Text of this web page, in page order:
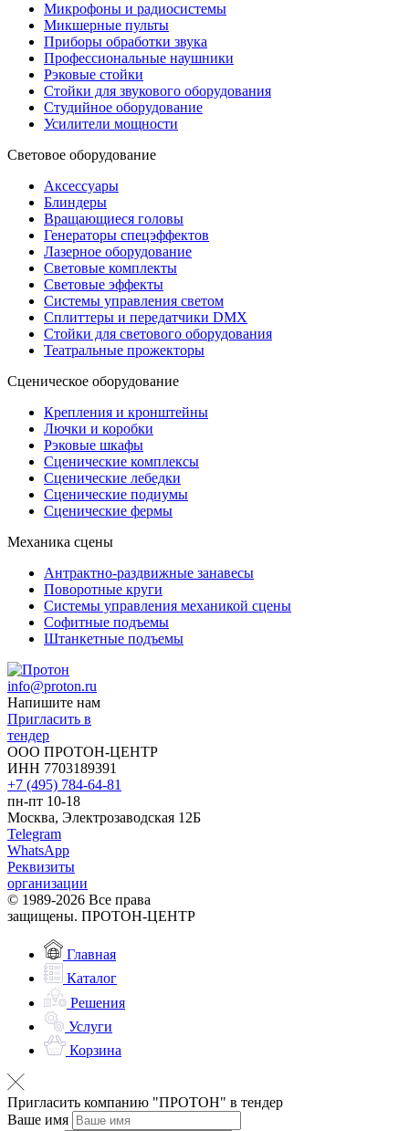
Микрофоны и радиосистемы
Микшерные пульты
Приборы обработки звука
Профессиональные наушники
Рэковые стойки
Стойки для звукового оборудования
Студийное оборудование
Усилители мощности
Световое оборудование
Аксессуары
Блиндеры
Вращающиеся головы
Генераторы спецэффектов
Лазерное оборудование
Световые комплекты
Световые эффекты
Системы управления светом
Сплиттеры и передатчики DMX
Стойки для светового оборудования
Театральные прожекторы
Сценическое оборудование
Крепления и кронштейны
Лючки и коробки
Рэковые шкафы
Сценические комплексы
Сценические лебедки
Сценические подиумы
Сценические фермы
Механика сцены
Антрактно-раздвижные занавесы
Поворотные круги
Системы управления механикой сцены
Софитные подъемы
Штанкетные подъемы
info@proton.ru
Напишите нам
Пригласить в
тендер
ООО ПРОТОН-ЦЕНТР
ИНН 7703189391
+7 (495) 784-64-81
пн-пт 10-18
Москва, Электрозаводская 12Б
Telegram
WhatsApp
Реквизиты
организации
© 1989-2026 Все права
защищены. ПРОТОН-ЦЕНТР
Главная
Каталог
Решения
Услуги
Корзина
Пригласить компанию "ПРОТОН" в тендер
Ваше имя